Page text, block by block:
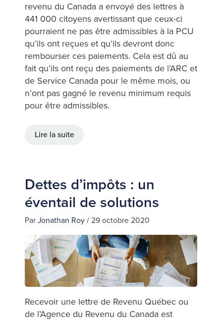
revenu du Canada a envoyé des lettres à
441 000 citoyens avertissant que ceux-ci
pourraient ne pas être admissibles à la PCU
qu’ils ont reçues et qu’ils devront donc
rembourser ces paiements. Cela est dû au
fait qu’ils ont reçu des paiements de l’ARC et
de Service Canada pour le même mois, ou
n’ont pas gagné le revenu minimum requis
pour être admissibles.
Lire la suite
Dettes d’impôts : un
éventail de solutions
Par Jonathan Roy / 29 octobre 2020
Recevoir une lettre de Revenu Québec ou
de l’Agence du Revenu du Canada est